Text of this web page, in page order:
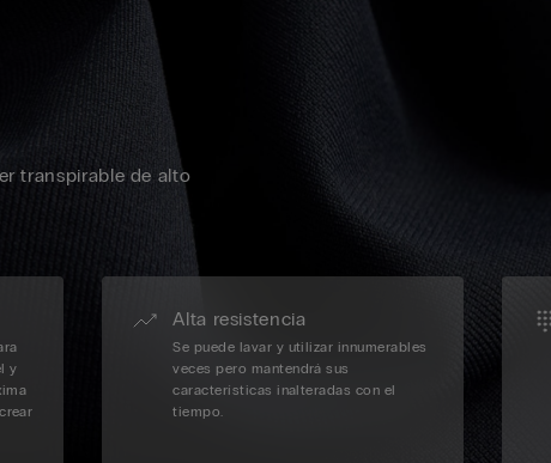
transpirable de alto
y
Alta resistencia
Se puede lavar y utilizar innumerables
veces pero mantendrá sus
características inalteradas con el
tiempo.